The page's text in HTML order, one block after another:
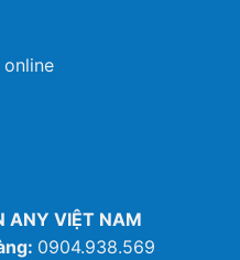
ANY VIỆT NAM
0904.938.569